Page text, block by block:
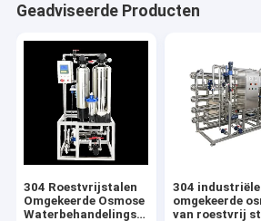
Geadviseerde Producten
304 Roestvrijstalen
Omgekeerde Osmose
Waterbehandelingsapparatuur
304 industriële
omgekeerde
van roestvrij